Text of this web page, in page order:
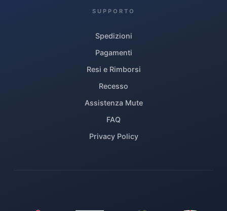
SUPPORTO
Spedizioni
Pagamenti
Resi e Rimborsi
Recesso
Assistenza Mute
FAQ
Privacy Policy